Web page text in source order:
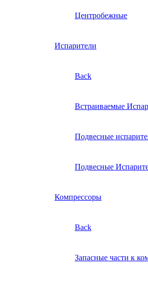
Центробежные
Испарители
Back
Встраиваемые
Подвесные
Подвесные
Компрессоры
Back
Запасные части к